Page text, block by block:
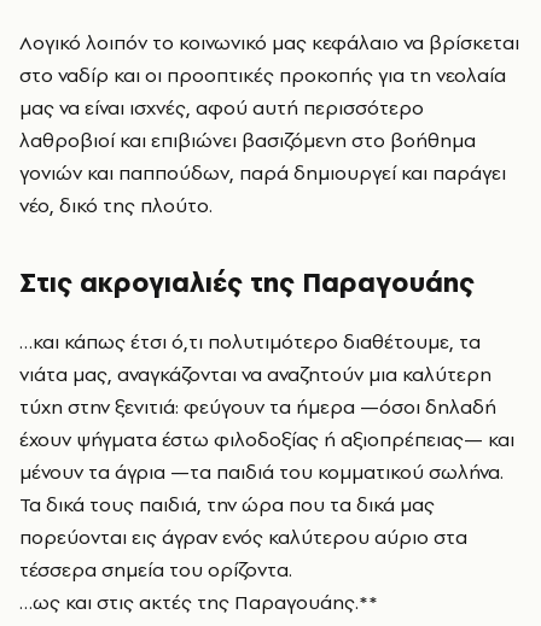
Λογικό λοιπόν το κοινωνικό μας κεφάλαιο να βρίσκεται
στο ναδίρ και οι προοπτικές προκοπής για τη νεολαία
μας να είναι ισχνές, αφού αυτή περισσότερο
λαθροβιοί και επιβιώνει βασιζόμενη στο βοήθημα
γονιών και παππούδων, παρά δημιουργεί και παράγει
νέο, δικό της πλούτο.
Στις ακρογιαλιές της Παραγουάης
…και κάπως έτσι ό,τι πολυτιμότερο διαθέτουμε, τα
νιάτα μας, αναγκάζονται να αναζητούν μια καλύτερη
τύχη στην ξενιτιά: φεύγουν τα ήμερα —όσοι δηλαδή
έχουν ψήγματα έστω φιλοδοξίας ή αξιοπρέπειας— και
μένουν τα άγρια —τα παιδιά του κομματικού σωλήνα.
Τα δικά τους παιδιά, την ώρα που τα δικά μας
πορεύονται εις άγραν ενός καλύτερου αύριο στα
τέσσερα σημεία του ορίζοντα.
…ως και στις ακτές της Παραγουάης.**